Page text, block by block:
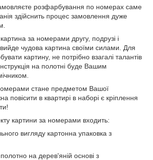
розфарбування по номерах саме
здійснить процес замовлення дуже
за номерами другу, подрузі і
чудова картина своїми силами. Для
картину, не потрібно взагалі талантів
на полотні буде Вашим
стане предметом Вашої
повісити в квартирі в наборі є кріплення
картини за номерами входить:
вигляду картонна упаковка з
на дерев'яній основі з